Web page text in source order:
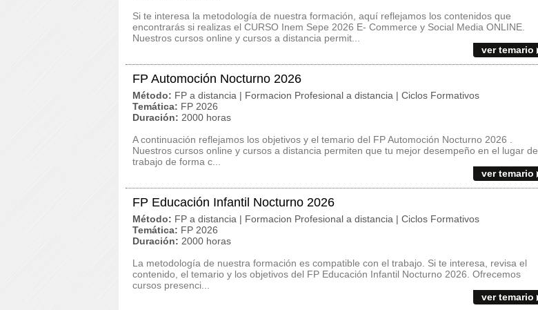
Si te interesa la metodología de nuestra formación, aquí reflejamos los contenidos que
encontrarás si realizas el CURSO Inem Sepe 2026 E- Commerce y Social Media ONLINE.
Nuestros cursos online y cursos a distancia permit...
ver temario
FP Automoción Nocturno 2026
Método: FP a distancia | Formacion Profesional a distancia | Ciclos Formativos
Temática: FP 2026
Duración: 2000 horas
A continuación reflejamos los objetivos y el temario del FP Automoción Nocturno 2026 .
Nuestros cursos online y cursos a distancia permiten que tu mejor desempeño en el lugar de
trabajo de forma c...
ver temario
FP Educación Infantil Nocturno 2026
Método: FP a distancia | Formacion Profesional a distancia | Ciclos Formativos
Temática: FP 2026
Duración: 2000 horas
La metodología de nuestra formación es compatible con el trabajo. Si te interesa, revisa el
contenido, el temario y los objetivos del FP Educación Infantil Nocturno 2026. Ofrecemos
cursos presenci...
ver temario